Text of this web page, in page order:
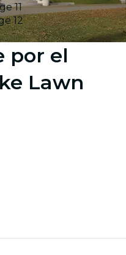
11
12
por el
Lawn